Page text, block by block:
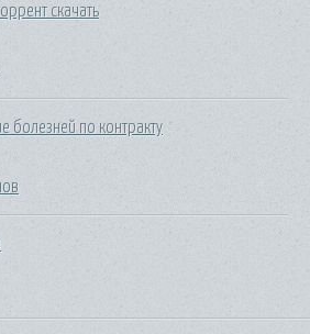
скачать
болезней по контракту